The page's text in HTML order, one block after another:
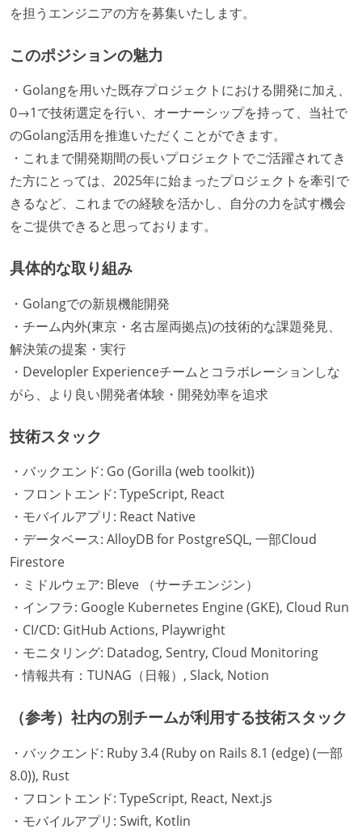
を担うエンジニアの方を募集いたします。
このポジションの魅力
・Golangを用いた既存プロジェクトにおける開発に加え、
0→1で技術選定を行い、オーナーシップを持って、当社で
のGolang活用を推進いただくことができます。
・これまで開発期間の長いプロジェクトでご活躍されてき
た方にとっては、2025年に始まったプロジェクトを牽引で
きるなど、これまでの経験を活かし、自分の力を試す機会
をご提供できると思っております。
具体的な取り組み
・Golangでの新規機能開発
・チーム内外(東京・名古屋両拠点)の技術的な課題発見、
解決策の提案・実行
・Developler Experienceチームとコラボレーションしな
がら、より良い開発者体験・開発効率を追求
技術スタック
・バックエンド: Go (Gorilla (web toolkit))
・フロントエンド: TypeScript, React
・モバイルアプリ: React Native
・データベース: AlloyDB for PostgreSQL, 一部Cloud
Firestore
・ミドルウェア: Bleve （サーチエンジン）
・インフラ: Google Kubernetes Engine (GKE), Cloud Run
・CI/CD: GitHub Actions, Playwright
・モニタリング: Datadog, Sentry, Cloud Monitoring
・情報共有：TUNAG（日報）, Slack, Notion
（参考）社内の別チームが利用する技術スタック
・バックエンド: Ruby 3.4 (Ruby on Rails 8.1 (edge) (一部
8.0)), Rust
・フロントエンド: TypeScript, React, Next.js
・モバイルアプリ: Swift, Kotlin